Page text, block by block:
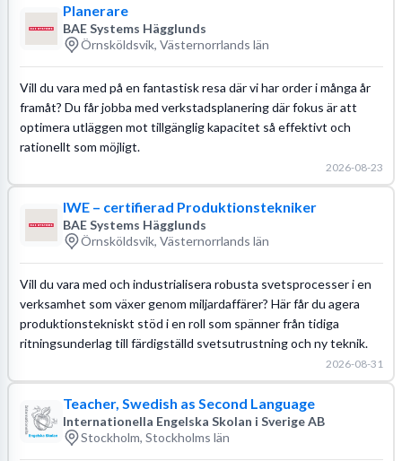
Planerare
BAE Systems Hägglunds
Örnsköldsvik, Västernorrlands län
Vill du vara med på en fantastisk resa där vi har order i många år
framåt? Du får jobba med verkstadsplanering där fokus är att
optimera utläggen mot tillgänglig kapacitet så effektivt och
rationellt som möjligt.
2026-08-23
IWE – certifierad Produktionstekniker
BAE Systems Hägglunds
Örnsköldsvik, Västernorrlands län
Vill du vara med och industrialisera robusta svetsprocesser i en
verksamhet som växer genom miljardaffärer? Här får du agera
produktionstekniskt stöd i en roll som spänner från tidiga
ritningsunderlag till färdigställd svetsutrustning och ny teknik.
2026-08-31
Teacher, Swedish as Second Language
Internationella Engelska Skolan i Sverige AB
Stockholm, Stockholms län